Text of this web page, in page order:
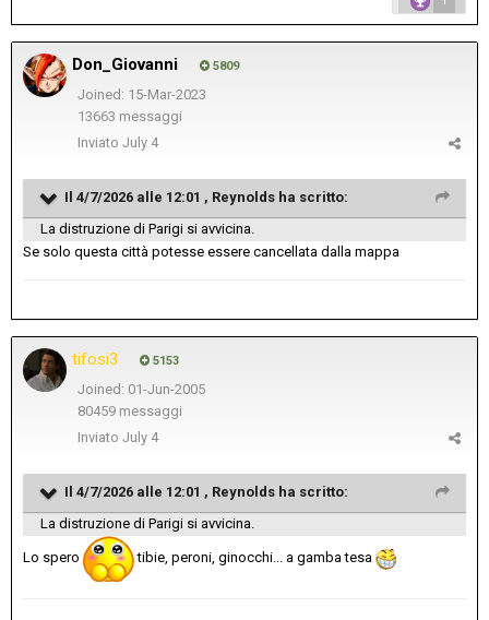
Don_Giovanni 5809
Joined: 15-Mar-2023
13663 messaggi
Inviato July 4
Il 4/7/2026 alle 12:01 , Reynolds ha scritto:
La distruzione di Parigi si avvicina.
Se solo questa città potesse essere cancellata dalla mappa
tifosi3 5153
Joined: 01-Jun-2005
80459 messaggi
Inviato July 4
Il 4/7/2026 alle 12:01 , Reynolds ha scritto:
La distruzione di Parigi si avvicina.
Lo spero tibie, peroni, ginocchi... a gamba tesa